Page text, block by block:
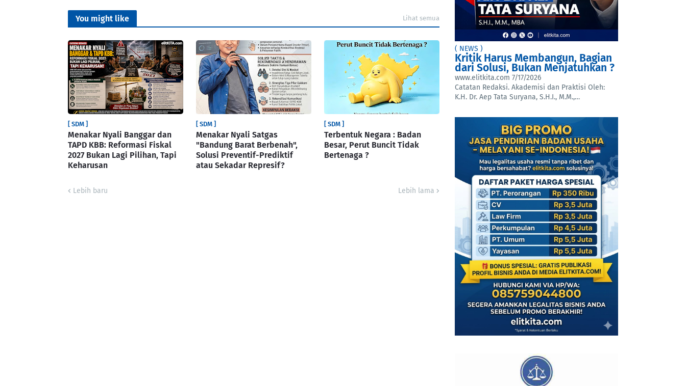
You might like Lihat semua
[ SDM ]
Menakar Nyali Banggar dan
TAPD KBB: Reformasi Fiskal
2027 Bukan Lagi Pilihan, Tapi
Keharusan
[ SDM ]
Menakar Nyali Satgas
"Bandung Barat Berbenah",
Solusi Preventif-Prediktif
atau Sekadar Represif?
[ SDM ]
Terbentuk Negara : Badan
Besar, Perut Buncit Tidak
Bertenaga ?
Lebih baru Lebih lama
( NEWS )
Kritik Harus Membangun, Bagian
dari Solusi, Bukan Menjatuhkan ?
www.elitkita.com 7/17/2026
Catatan Redaksi. Akademisi dan Praktisi Oleh:
K.H. Dr. Aep Tata Suryana, S.H.I., M.M.,…